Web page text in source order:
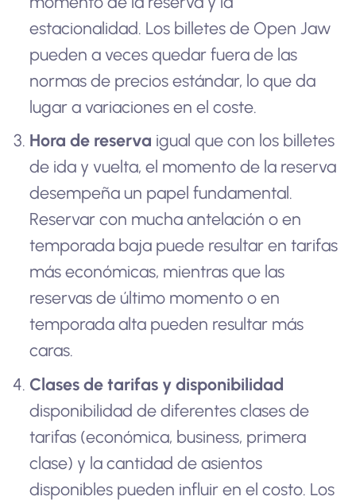
estacionalidad. Los billetes de Open Jaw
pueden a veces quedar fuera de las
normas de precios estándar, lo que da
lugar a variaciones en el coste.
Hora de reserva igual que con los billetes
de ida y vuelta, el momento de la reserva
desempeña un papel fundamental.
Reservar con mucha antelación o en
temporada baja puede resultar en tarifas
más económicas, mientras que las
reservas de último momento o en
temporada alta pueden resultar más
caras.
Clases de tarifas y disponibilidad
disponibilidad de diferentes clases de
tarifas (económica, business, primera
clase) y la cantidad de asientos
disponibles pueden influir en el costo. Los